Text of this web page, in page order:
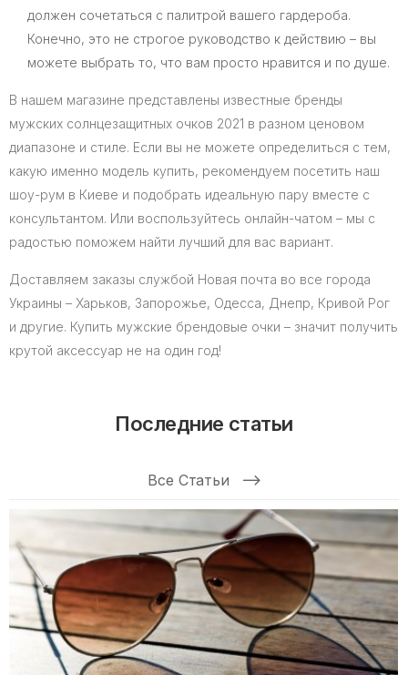
должен сочетаться с палитрой вашего гардероба.
Конечно, это не строгое руководство к действию – вы
можете выбрать то, что вам просто нравится и по душе.
В нашем магазине представлены известные бренды
мужских солнцезащитных очков 2021 в разном ценовом
диапазоне и стиле. Если вы не можете определиться с тем,
какую именно модель купить, рекомендуем посетить наш
шоу-рум в Киеве и подобрать идеальную пару вместе с
консультантом. Или воспользуйтесь онлайн-чатом – мы с
радостью поможем найти лучший для вас вариант.
Доставляем заказы службой Новая почта во все города
Украины – Харьков, Запорожье, Одесса, Днепр, Кривой Рог
и другие. Купить мужские брендовые очки – значит получить
крутой аксессуар не на один год!
Последние статьи
Все Статьи